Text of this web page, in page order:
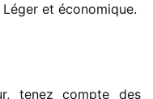
et économique.
tenez compte des